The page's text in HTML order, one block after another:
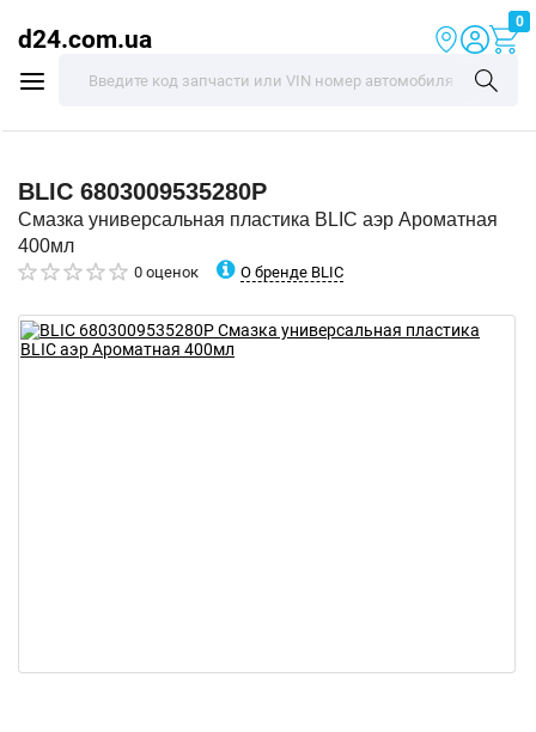
d24.com.ua
0
BLIC 6803009535280P
Смазка универсальная пластика BLIC аэр Ароматная
400мл
0 оценок О бренде BLIC